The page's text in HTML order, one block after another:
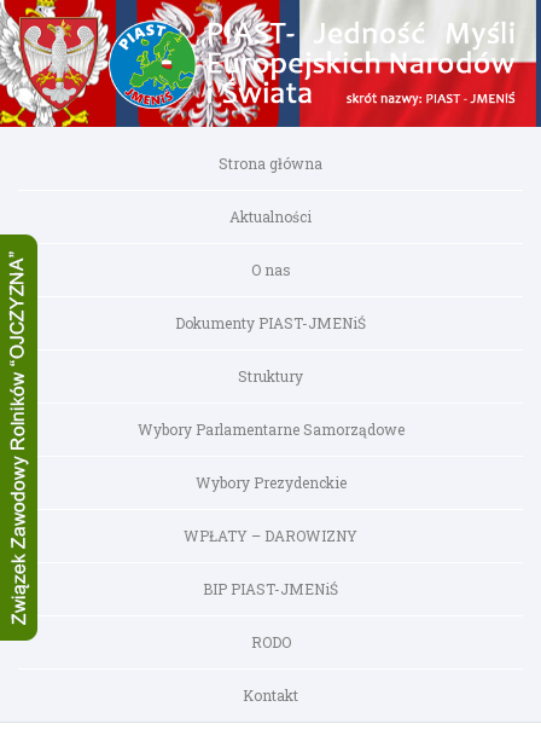
Strona główna
Aktualności
O nas
Dokumenty PIAST-JMENiŚ
Struktury
Wybory Parlamentarne Samorządowe
Wybory Prezydenckie
WPŁATY – DAROWIZNY
BIP PIAST-JMENiŚ
RODO
Kontakt